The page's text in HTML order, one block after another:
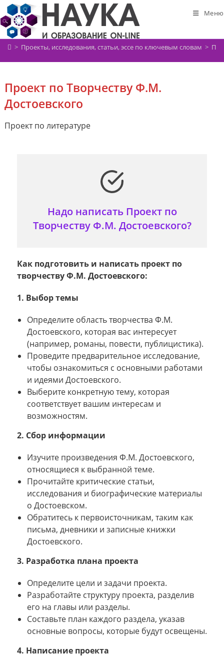
Перейти
к
содержимому
Меню
> Проекты, исследования, статьи, эссе по ключевым словам >
Проект по Творчеству Ф.М.
Достоевского
Проект по литературе
Надо написать Проект по
Творчеству Ф.М. Достоевского?
Как подготовить и написать проект по
творчеству Ф.М. Достоевского:
1. Выбор темы
Определите область творчества Ф.М.
Достоевского, которая вас интересует
(например, романы, повести, публицистика).
Проведите предварительное исследование,
чтобы ознакомиться с основными работами
и идеями Достоевского.
Выберите конкретную тему, которая
соответствует вашим интересам и
возможностям.
2. Сбор информации
Изучите произведения Ф.М. Достоевского,
относящиеся к выбранной теме.
Прочитайте критические статьи,
исследования и биографические материалы
о Достоевском.
Обратитесь к первоисточникам, таким как
письма, дневники и записные книжки
Достоевского.
3. Разработка плана проекта
Определите цели и задачи проекта.
Разработайте структуру проекта, разделив
его на главы или разделы.
Составьте план каждого раздела, указав
основные вопросы, которые будут освещены.
4. Написание проекта